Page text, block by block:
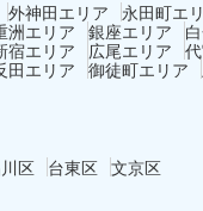
外神田エリア
永田町エ
洲エリア 銀座エリア
宿エリア 広尾エリア
田エリア 御徒町エリア
区 台東区 文京区